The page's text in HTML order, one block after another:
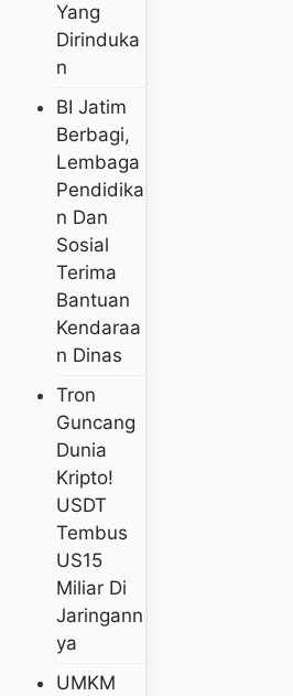
Yang
Dirinduka
N
BI Jatim
Berbagi,
Lembaga
Pendidika
N Dan
Sosial
Terima
Bantuan
Kendaraa
N Dinas
Tron
Guncang
Dunia
Kripto!
USDT
Tembus
US15
Miliar Di
Jaringann
Ya
UMKM